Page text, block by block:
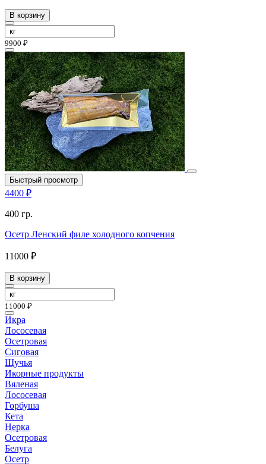
В корзину
9900 ₽
Быстрый просмотр
4400 ₽
400 гр.
Осетр Ленский филе холодного копчения
11000 ₽
В корзину
11000 ₽
Икра
Лососевая
Осетровая
Сиговая
Щучья
Икорные продукты
Вяленая
Лососевая
Горбуша
Кета
Нерка
Осетровая
Белуга
Осетр